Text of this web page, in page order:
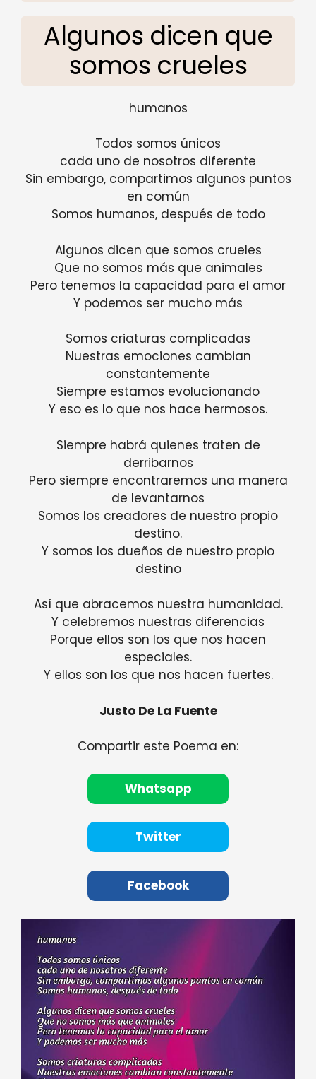
Algunos dicen que
somos crueles
humanos
Todos somos únicos
cada uno de nosotros diferente
Sin embargo, compartimos algunos puntos
en común
Somos humanos, después de todo
Algunos dicen que somos crueles
Que no somos más que animales
Pero tenemos la capacidad para el amor
Y podemos ser mucho más
Somos criaturas complicadas
Nuestras emociones cambian
constantemente
Siempre estamos evolucionando
Y eso es lo que nos hace hermosos.
Siempre habrá quienes traten de
derribarnos
Pero siempre encontraremos una manera
de levantarnos
Somos los creadores de nuestro propio
destino.
Y somos los dueños de nuestro propio
destino
Así que abracemos nuestra humanidad.
Y celebremos nuestras diferencias
Porque ellos son los que nos hacen
especiales.
Y ellos son los que nos hacen fuertes.
Justo De La Fuente
Compartir este Poema en:
Whatsapp
Twitter
Facebook